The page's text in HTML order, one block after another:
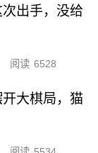
出手，没给
阅读 6528
大棋局，猫